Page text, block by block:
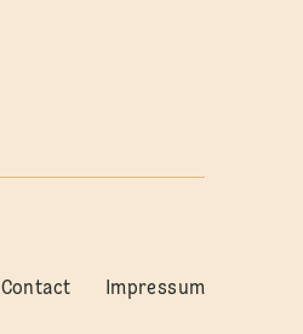
Contact Impressum